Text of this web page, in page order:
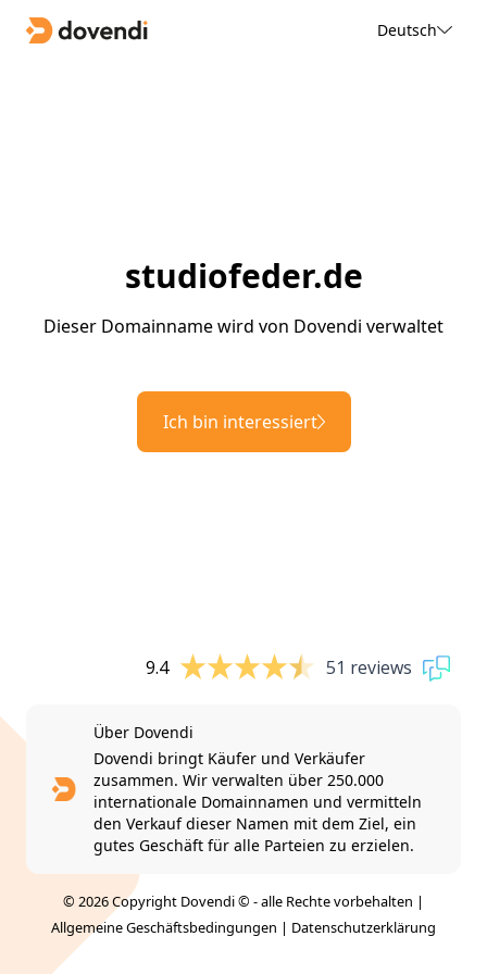
Deutsch
studiofeder.de
Dieser Domainname wird von Dovendi verwaltet
Ich bin interessiert
9.4 51 reviews
Über Dovendi
Dovendi bringt Käufer und Verkäufer
zusammen. Wir verwalten über 250.000
internationale Domainnamen und vermitteln
den Verkauf dieser Namen mit dem Ziel, ein
gutes Geschäft für alle Parteien zu erzielen.
© 2026 Copyright Dovendi © - alle Rechte vorbehalten |
Allgemeine Geschäftsbedingungen | Datenschutzerklärung